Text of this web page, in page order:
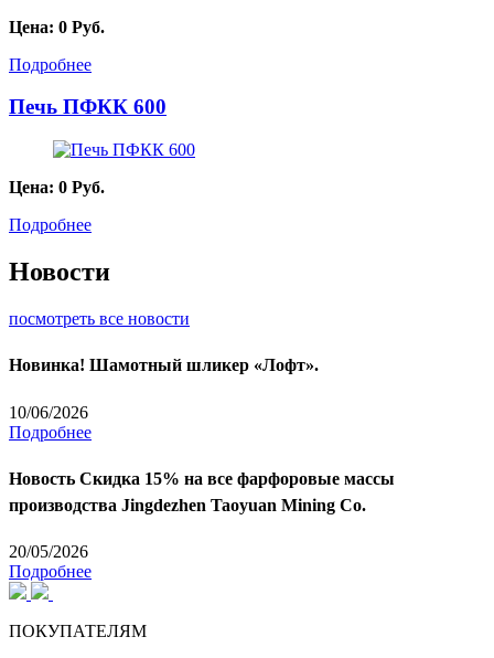
Цена: 0 Руб.
Подробнее
Печь ПФКК 600
Цена: 0 Руб.
Подробнее
Новости
посмотреть все новости
Новинка! Шамотный шликер «Лофт».
10/06/2026
Подробнее
Новость Скидка 15% на все фарфоровые массы
производства Jingdezhen Taoyuan Mining Co.
20/05/2026
Подробнее
ПОКУПАТЕЛЯМ